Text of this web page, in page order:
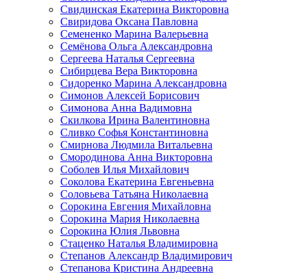
Свидинская Екатерина Викторовна
Свиридова Оксана Павловна
Семененко Марина Валерьевна
Семёнова Ольга Александровна
Сергеева Наталья Сергеевна
Сибирцева Вера Викторовна
Сидоренко Марина Александровна
Симонов Алексей Борисович
Симонова Анна Вадимовна
Скилкова Ирина Валентиновна
Сливко Софья Константиновна
Смирнова Людмила Витальевна
Смородинова Анна Викторовна
Соболев Илья Михайлович
Соколова Екатерина Евгеньевна
Соловьева Татьяна Николаевна
Сорокина Евгения Михайловна
Сорокина Мария Николаевна
Сорокина Юлия Львовна
Стаценко Наталья Владимировна
Степанов Александр Владимирович
Степанова Кристина Андреевна